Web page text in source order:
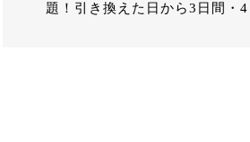
題！引き換えた日から3日間・